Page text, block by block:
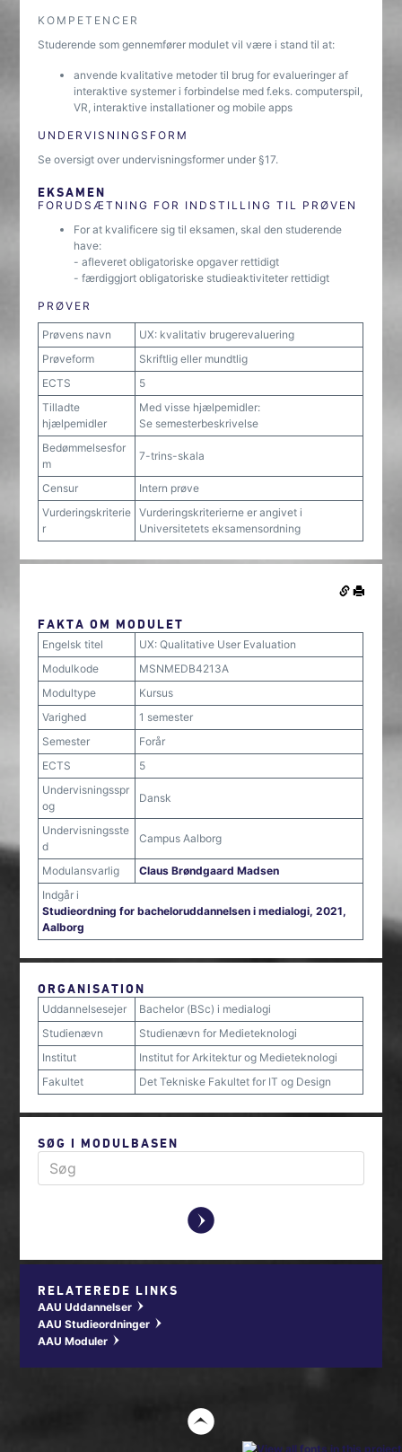
KOMPETENCER
Studerende som gennemfører modulet vil være i stand til at:
anvende kvalitative metoder til brug for evalueringer af
interaktive systemer i forbindelse med f.eks. computerspil,
VR, interaktive installationer og mobile apps
UNDERVISNINGSFORM
Se oversigt over undervisningsformer under §17.
EKSAMEN
FORUDSÆTNING FOR INDSTILLING TIL PRØVEN
For at kvalificere sig til eksamen, skal den studerende
have:
- afleveret obligatoriske opgaver rettidigt
- færdiggjort obligatoriske studieaktiviteter rettidigt
PRØVER
Prøvens navn
UX: kvalitativ brugerevaluering
Prøveform
Skriftlig eller mundtlig
ECTS
5
Tilladte
hjælpemidler
Med visse hjælpemidler:
Se semesterbeskrivelse
Bedømmelsesfor
m
7-trins-skala
Censur
Intern prøve
Vurderingskriterie
r
Vurderingskriterierne er angivet i
Universitetets eksamensordning
FAKTA OM MODULET
Engelsk titel
UX: Qualitative User Evaluation
Modulkode
MSNMEDB4213A
Modultype
Kursus
Varighed
1 semester
Semester
Forår
ECTS
5
Undervisningsspr
og
Dansk
Undervisningsste
d
Campus Aalborg
Modulansvarlig
Claus Brøndgaard Madsen
Indgår i
Studieordning for bacheloruddannelsen i medialogi, 2021,
Aalborg
ORGANISATION
Uddannelsesejer
Bachelor (BSc) i medialogi
Studienævn
Studienævn for Medieteknologi
Institut
Institut for Arkitektur og Medieteknologi
Fakultet
Det Tekniske Fakultet for IT og Design
SØG I MODULBASEN
y
RELATEREDE LINKS
AAU Uddannelser w
AAU Studieordninger w
AAU Moduler w
t